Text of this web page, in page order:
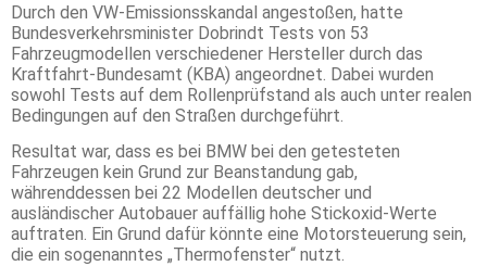
Durch den VW-Emissionsskandal angestoßen, hatte
Bundesverkehrsminister Dobrindt Tests von 53
Fahrzeugmodellen verschiedener Hersteller durch das
Kraftfahrt-Bundesamt (KBA) angeordnet. Dabei wurden
sowohl Tests auf dem Rollenprüfstand als auch unter realen
Bedingungen auf den Straßen durchgeführt.
Resultat war, dass es bei BMW bei den getesteten
Fahrzeugen kein Grund zur Beanstandung gab,
währenddessen bei 22 Modellen deutscher und
ausländischer Autobauer auffällig hohe Stickoxid-Werte
auftraten. Ein Grund dafür könnte eine Motorsteuerung sein,
die ein sogenanntes „Thermofenster“ nutzt.